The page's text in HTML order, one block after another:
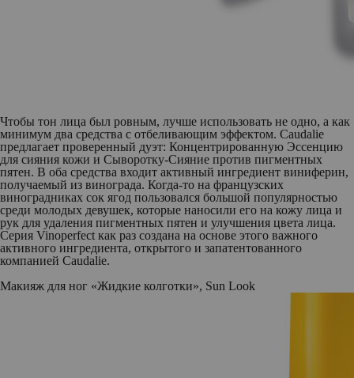
Чтобы тон лица был ровным, лучше использовать не одно, а как
минимум два средства с отбеливающим эффектом. Caudalie
предлагает проверенный дуэт: Концентрированную Эссенцию
для cияния кожи и Сыворотку-Сияние против пигментных
пятен. В оба средства входит активный ингредиент виниферин,
получаемый из винограда. Когда-то на французских
виноградниках сок ягод пользовался большой популярностью
среди молодых девушек, которые наносили его на кожу лица и
рук для удаления пигментных пятен и улучшения цвета лица.
Серия Vinoperfect как раз создана на основе этого важного
активного ингредиента, открытого и запатентованного
компанией Caudalie.
Макияж для ног «Жидкие колготки», Sun Look